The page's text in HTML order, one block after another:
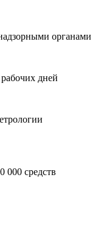
органами
дней
средств